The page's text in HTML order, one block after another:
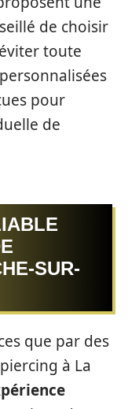
de choisir
toute
pour
de
SUR-
que par des
à La